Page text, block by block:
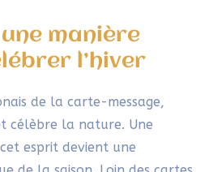
une manière
l’hiver
de la carte-message,
célèbre la nature. Une
esprit devient une